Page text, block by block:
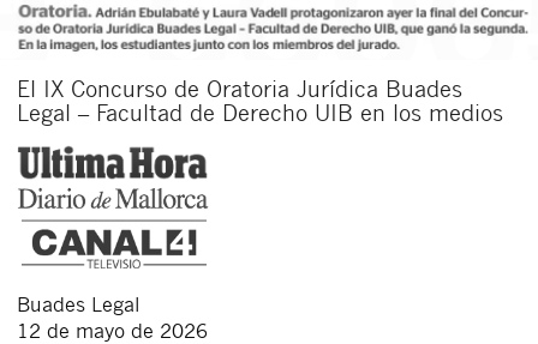
El IX Concurso de Oratoria Jurídica Buades
Legal – Facultad de Derecho UIB en los medios
Buades Legal
12 de mayo de 2026